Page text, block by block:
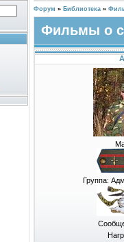
Форум » Библиотека »
Фильмы о
Группа: